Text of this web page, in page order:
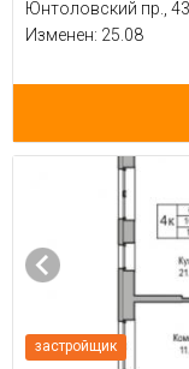
Юнтоловский пр.,
Изменен: 25.08
застройщик